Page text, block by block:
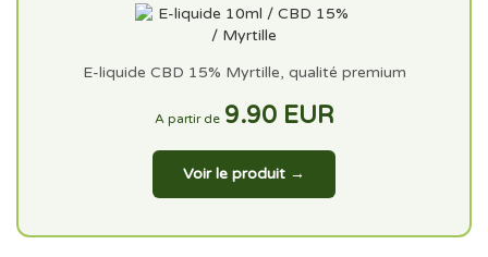
E-liquide CBD 15% Myrtille, qualité premium
A partir de 9.90 EUR
Voir le produit →